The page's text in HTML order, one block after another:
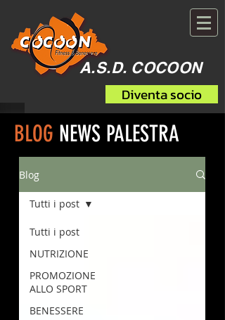
A.S.D. COCOON
Diventa socio
BLOG NEWS PALESTRA
Blog
Tutti i post
NUTRIZIONE
PROMOZIONE
ALLO SPORT
BENESSERE
Tutti i post